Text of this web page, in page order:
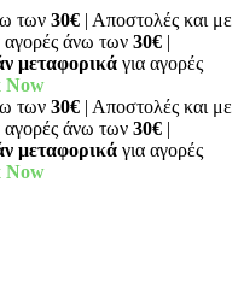
των 30€ | Αποστολές και με
αγορές άνω των 30€ |
μεταφορικά για αγορές
Now
των 30€ | Αποστολές και με
αγορές άνω των 30€ |
μεταφορικά για αγορές
Now